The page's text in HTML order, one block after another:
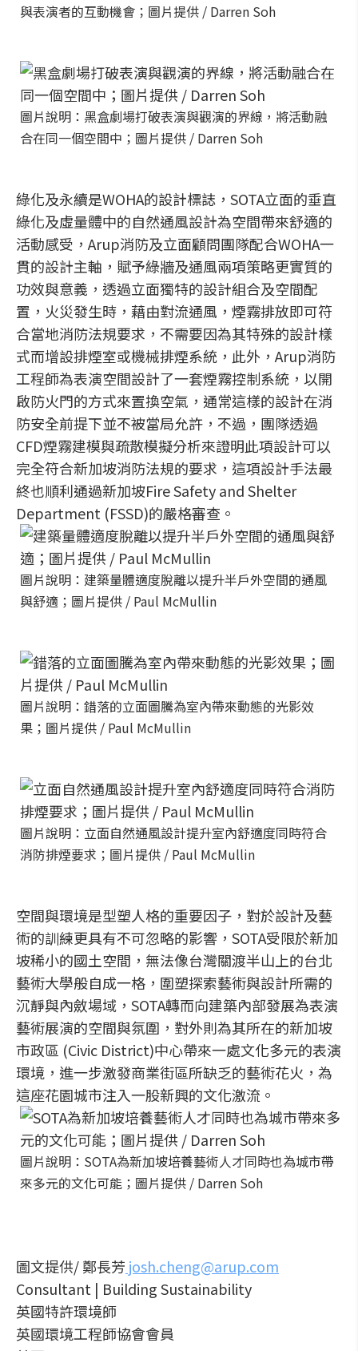
與表演者的互動機會；圖片提供 / Darren Soh
圖片說明：黑盒劇場打破表演與觀演的界線，將活動融
合在同一個空間中；圖片提供 / Darren Soh
綠化及永續是WOHA的設計標誌，SOTA立面的垂直
綠化及虛量體中的自然通風設計為空間帶來舒適的
活動感受，Arup消防及立面顧問團隊配合WOHA一
貫的設計主軸，賦予綠牆及通風兩項策略更實質的
功效與意義，透過立面獨特的設計組合及空間配
置，火災發生時，藉由對流通風，煙霧排放即可符
合當地消防法規要求，不需要因為其特殊的設計樣
式而增設排煙室或機械排煙系統，此外，Arup消防
工程師為表演空間設計了一套煙霧控制系統，以開
啟防火門的方式來置換空氣，通常這樣的設計在消
防安全前提下並不被當局允許，不過，團隊透過
CFD煙霧建模與疏散模擬分析來證明此項設計可以
完全符合新加坡消防法規的要求，這項設計手法最
終也順利通過新加坡Fire Safety and Shelter
Department (FSSD)的嚴格審查。
圖片說明：建築量體適度脫離以提升半戶外空間的通風
與舒適；圖片提供 / Paul McMullin
圖片說明：錯落的立面圖騰為室內帶來動態的光影效
果；圖片提供 / Paul McMullin
圖片說明：立面自然通風設計提升室內舒適度同時符合
消防排煙要求；圖片提供 / Paul McMullin
空間與環境是型塑人格的重要因子，對於設計及藝
術的訓練更具有不可忽略的影響，SOTA受限於新加
坡稀小的國土空間，無法像台灣關渡半山上的台北
藝術大學般自成一格，圍塑探索藝術與設計所需的
沉靜與內斂場域，SOTA轉而向建築內部發展為表演
藝術展演的空間與氛圍，對外則為其所在的新加坡
市政區 (Civic District)中心帶來一處文化多元的表演
環境，進一步激發商業街區所缺乏的藝術花火，為
這座花園城市注入一股新興的文化激流。
圖片說明：SOTA為新加坡培養藝術人才同時也為城市帶
來多元的文化可能；圖片提供 / Darren Soh
圖文提供/ 鄭長芳 josh.cheng@arup.com
Consultant | Building Sustainability
英國特許環境師
英國環境工程師協會會員